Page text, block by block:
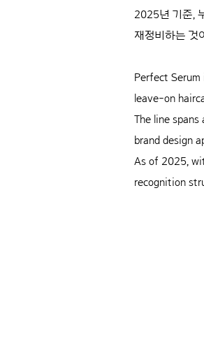
2025년 기준,
재정비하는 것
Perfect
leave-on
The line
brand design
As of 2025,
recognition